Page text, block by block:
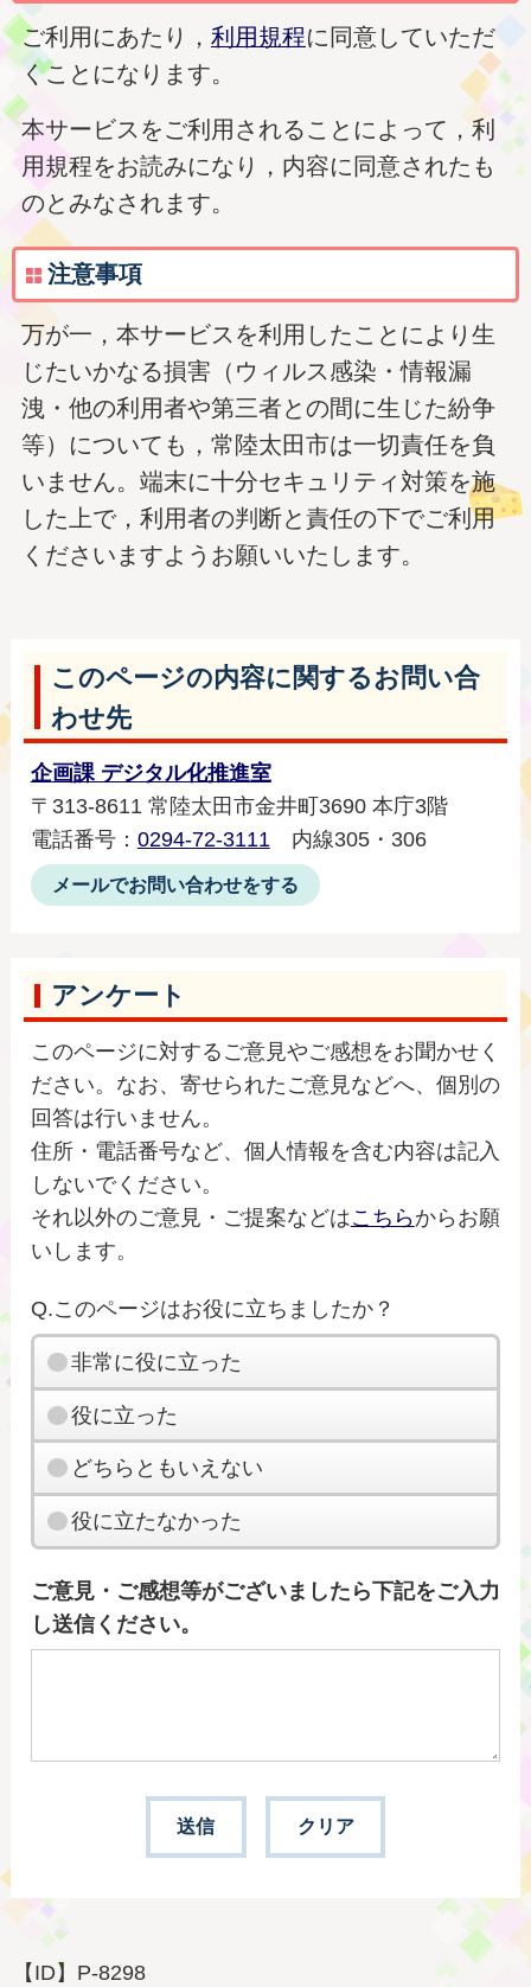
ご利用にあたり， 利用規程に同意していただ
くことになります。
本サービスをご利用されることによって，利
用規程をお読みになり，内容に同意されたも
のとみなされます。
注意事項
万が一，本サービスを利用したことにより生
じたいかなる損害（ウィルス感染・情報漏
洩・他の利用者や第三者との間に生じた紛争
等）についても，常陸太田市は一切責任を負
いません。端末に十分セキュリティ対策を施
した上で，利用者の判断と責任の下でご利用
くださいますようお願いいたします。
このページの内容に関するお問い合
わせ先
企画課 デジタル化推進室
〒313-8611 常陸太田市金井町3690 本庁3階
電話番号： 0294-72-3111内線305・306
メールでお問い合わせをする
アンケート
このページに対するご意見やご感想をお聞かせく
ださい。なお、寄せられたご意見などへ、個別の
回答は行いません。
住所・電話番号など、個人情報を含む内容は記入
しないでください。
それ以外のご意見・ご提案などはこちらからお願
いします。
Q.このページはお役に立ちましたか？
非常に役に立った
役に立った
どちらともいえない
役に立たなかった
ご意見・ご感想等がございましたら下記をご入力
し送信ください。
【ID】 P-8298